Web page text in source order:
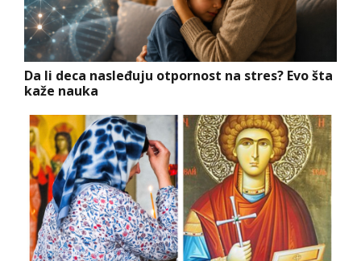
Da li deca nasleđuju otpornost na stres? Evo šta
kaže nauka